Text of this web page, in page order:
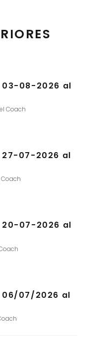
03-08-2026 al
Coach
07-2026 al
20-07-2026 al
06/07/2026 al